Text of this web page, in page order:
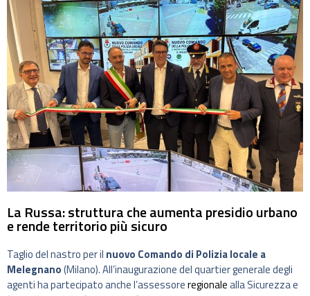
La Russa: struttura che aumenta presidio urbano
e rende territorio più sicuro
Taglio del nastro per il nuovo Comando di Polizia locale a
Melegnano(Milano). All’inaugurazione del quartier generale degli
agenti ha partecipato anche l’assessoreregionalealla Sicurezza e